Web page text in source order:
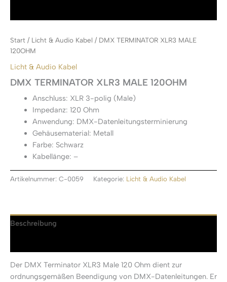
Start / Licht & Audio Kabel / DMX TERMINATOR XLR3 MALE
120OHM
Licht & Audio Kabel
DMX TERMINATOR XLR3 MALE 120OHM
Anschluss: XLR 3-polig (Male)
Impedanz: 120 Ohm
Anwendung: DMX-Datenleitungsterminierung
Gehäusematerial: Metall
Farbe: Schwarz
Kabellänge: –
Artikelnummer: C-0059 Kategorie: Licht & Audio Kabel
Beschreibung
Der DMX Terminator XLR3 Male 120 Ohm dient zur
ordnungsgemäßen Beendigung von DMX-Datenleitungen. Er